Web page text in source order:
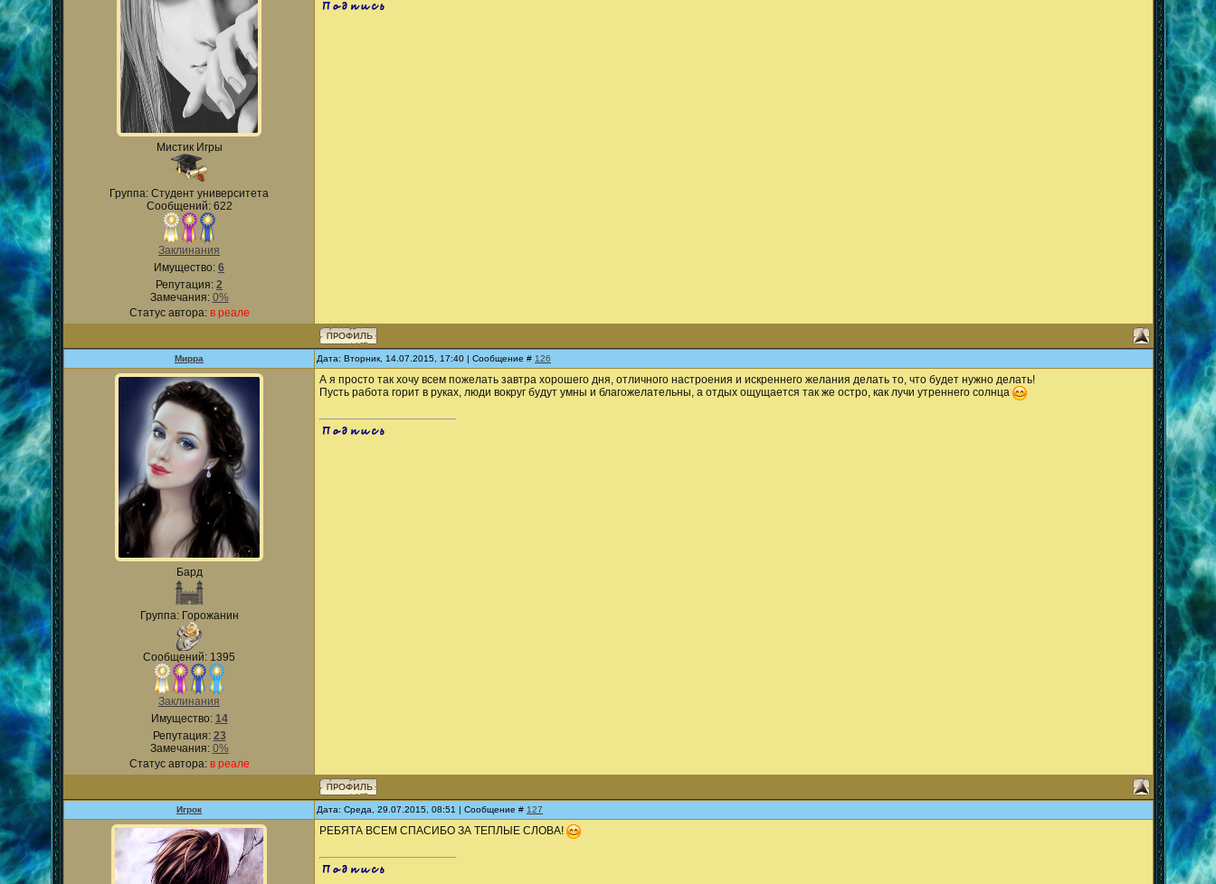
Мистик Игры
Группа: Студент университета
Сообщений: 622
Заклинания
Имущество: 6
Репутация: 2
Замечания: 0%
Статус автора: в реале
.
Мирра Дата: Вторник, 14.07.2015, 17:40 | Сообщение # 126
Бард
Группа: Горожанин
Сообщений: 1395
Заклинания
Имущество: 14
Репутация: 23
Замечания: 0%
Статус автора: в реале
А я просто так хочу всем пожелать завтра хорошего дня, отличного настроения и искреннего желания делать то, что будет нужно делать!
Пусть работа горит в руках, люди вокруг будут умны и благожелательны, а отдых ощущается так же остро, как лучи утреннего солнца
.
Игрок Дата: Среда, 29.07.2015, 08:51 | Сообщение # 127
РЕБЯТА ВСЕМ СПАСИБО ЗА ТЕПЛЫЕ СЛОВА!
.